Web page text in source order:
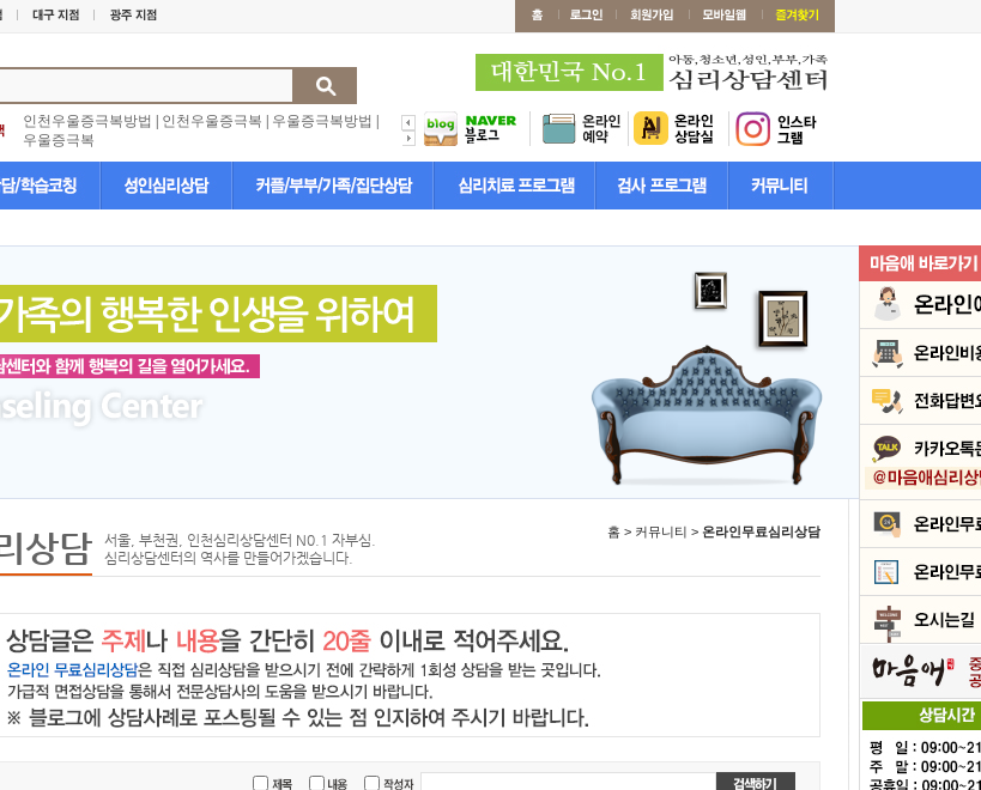
인천우울증극복방법 인천우울증극복 우울증극복방법
우울증극복
상담
서울, 부천권, 인천심리상담센터 N0.1 자부심.
심리상담센터의 역사를 만들어가겠습니다.
홈 > 커뮤니티 > 온라인무료심리상담